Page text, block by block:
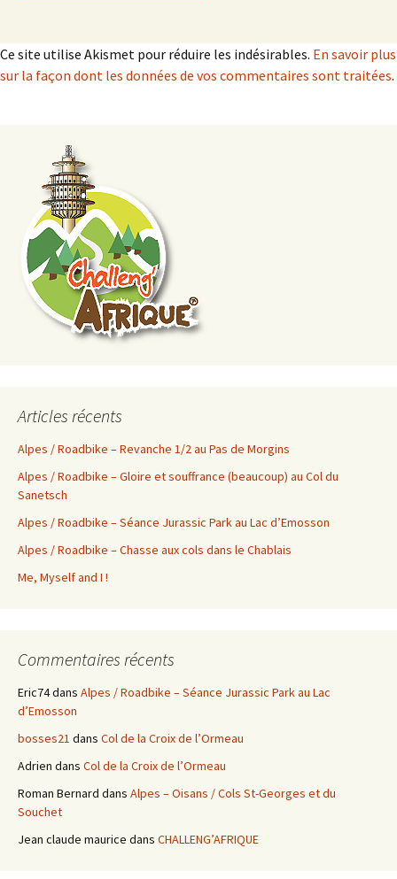
Ce site utilise Akismet pour réduire les indésirables. En savoir plus
sur la façon dont les données de vos commentaires sont traitées.
Articles récents
Alpes / Roadbike – Revanche 1/2 au Pas de Morgins
Alpes / Roadbike – Gloire et souffrance (beaucoup) au Col du
Sanetsch
Alpes / Roadbike – Séance Jurassic Park au Lac d’Emosson
Alpes / Roadbike – Chasse aux cols dans le Chablais
Me, Myself and I !
Commentaires récents
Eric74dans Alpes / Roadbike – Séance Jurassic Park au Lac
d’Emosson
bosses21 dans Col de la Croix de l’Ormeau
Adrien dans Col de la Croix de l’Ormeau
Roman Bernard dans Alpes – Oisans / Cols St-Georges et du
Souchet
Jean claude maurice dans CHALLENG’AFRIQUE